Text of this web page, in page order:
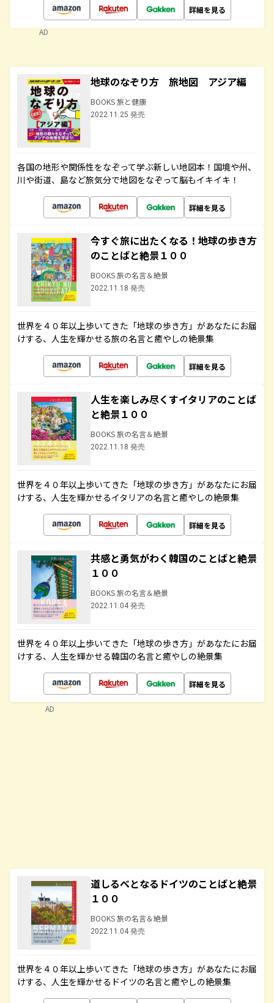
詳細を見る
AD
地球のなぞり方 旅地図 アジア編
BOOKS 旅と健康
2022.11.25 発売
各国の地形や関係性をなぞって学ぶ新しい地図本！国境や州、
川や街道、島など旅気分で地図をなぞって脳もイキイキ！
詳細を見る
今すぐ旅に出たくなる！地球の歩き方
のことばと絶景１００
BOOKS 旅の名言＆絶景
2022.11.18 発売
世界を４０年以上歩いてきた「地球の歩き方」があなたにお届
けする、人生を輝かせる旅の名言と癒やしの絶景集
詳細を見る
人生を楽しみ尽くすイタリアのことば
と絶景１００
BOOKS 旅の名言＆絶景
2022.11.18 発売
世界を４０年以上歩いてきた「地球の歩き方」があなたにお届
けする、人生を輝かせるイタリアの名言と癒やしの絶景集
詳細を見る
共感と勇気がわく韓国のことばと絶景
１００
BOOKS 旅の名言＆絶景
2022.11.04 発売
世界を４０年以上歩いてきた「地球の歩き方」があなたにお届
けする、人生を輝かせる韓国の名言と癒やしの絶景集
詳細を見る
道しるべとなるドイツのことばと絶景
１００
BOOKS 旅の名言＆絶景
2022.11.04 発売
世界を４０年以上歩いてきた「地球の歩き方」があなたにお届
けする、人生を輝かせるドイツの名言と癒やしの絶景集
AD